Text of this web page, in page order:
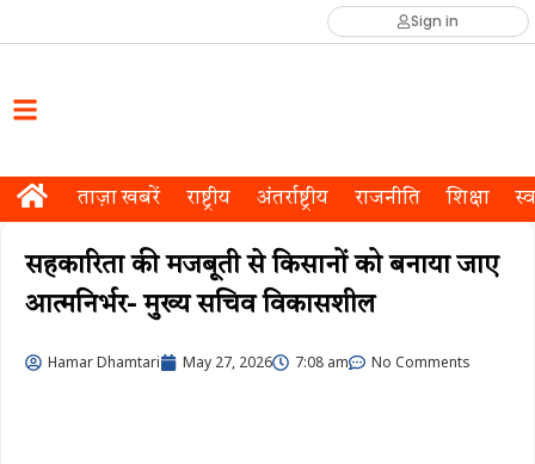
Sign in
ताज़ा खबरें राष्ट्रीय अंतर्राष्ट्रीय राजनीति शिक्षा
सहकारिता की मजबूती से किसानों को बनाया जाए
आत्मनिर्भर- मुख्य सचिव विकासशील
Hamar Dhamtari May 27, 2026 7:08 am No Comments